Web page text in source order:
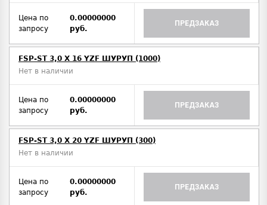
Цена по
запросу
0.00000000
руб.
ПРЕДЗАКАЗ
FSP-ST 3,0 X 16 YZF ШУРУП (1000)
Нет в наличии
Цена по
запросу
0.00000000
руб.
ПРЕДЗАКАЗ
FSP-ST 3,0 X 20 YZF ШУРУП (300)
Нет в наличии
Цена по
запросу
0.00000000
руб.
ПРЕДЗАКАЗ